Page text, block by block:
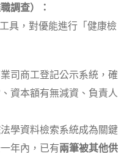
調查）：
具，對優能進行「健康檢
司商工登記公示系統，確
資本額有無減資、負責人
法學資料檢索系統成為關鍵
年內，已有兩筆被其他供